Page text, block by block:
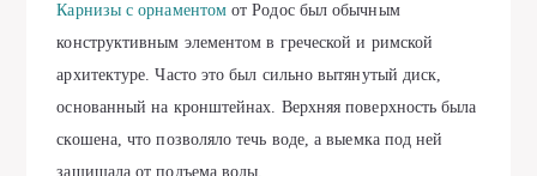
Карнизы с орнаментом от Родос был обычным
конструктивным элементом в греческой и римской
архитектуре. Часто это был сильно вытянутый диск,
основанный на кронштейнах. Верхняя поверхность была
скошена, что позволяло течь воде, а выемка под ней
защищала от подъема воды.